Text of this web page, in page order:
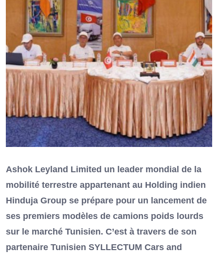
Ashok Leyland Limited un leader mondial de la
mobilité terrestre appartenant au Holding indien
Hinduja Group se prépare pour un lancement de
ses premiers modèles de camions poids lourds
sur le marché Tunisien. C’est à travers de son
partenaire Tunisien SYLLECTUM Cars and